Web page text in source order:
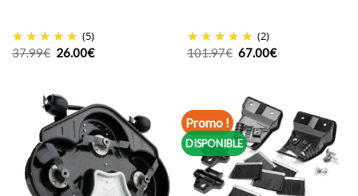
(5)
37.99€ Le
prix
37.99€.
26.00€Le
prix
(2)
101.97€ Le
prix
67.00€Le
prix
Promo !
DISPONIBLE